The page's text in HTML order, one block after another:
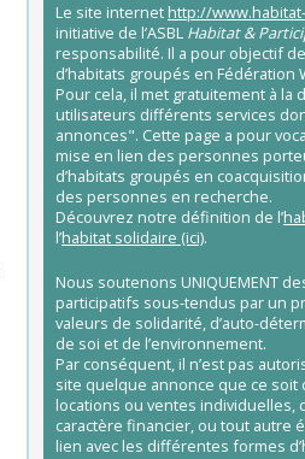
Le site internet http://
initiative de l’ASBL Habitat &
responsabilité. Il a pour objectif
d’habitats groupés en Fédération
Pour cela, il met gratuitement à la
utilisateurs différents services
annonces". Cette page a pour
mise en lien des personnes
d’habitats groupés en
des personnes en recherche.
Découvrez notre définition de l’
l’habitat solidaire (ici).
Nous soutenons UNIQUEMENT
participatifs sous-tendus par un
valeurs de solidarité, d’auto-
de soi et de l’environnement.
Par conséquent, il n’est pas
site quelque annonce que ce soit
locations ou ventes individuelles,
caractère financier, ou tout autre
lien avec les différentes formes